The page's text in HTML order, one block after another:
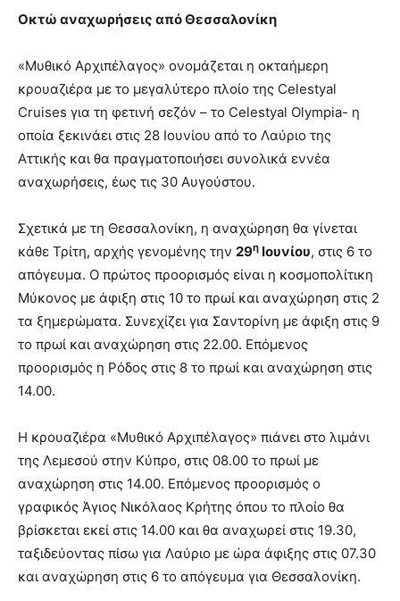
Οκτώ αναχωρήσεις από Θεσσαλονίκη
«Μυθικό Αρχιπέλαγος» ονομάζεται η οκταήμερη
κρουαζιέρα με το μεγαλύτερο πλοίο της Celestyal
Cruises για τη φετινή σεζόν – το Celestyal Olympia- η
οποία ξεκινάει στις 28 Ιουνίου από το Λαύριο της
Αττικής και θα πραγματοποιήσει συνολικά εννέα
αναχωρήσεις, έως τις 30 Αυγούστου.
Σχετικά με τη Θεσσαλονίκη, η αναχώρηση θα γίνεται
κάθε Τρίτη, αρχής γενομένης την 29η Ιουνίου, στις 6 το
απόγευμα. Ο πρώτος προορισμός είναι η κοσμοπολίτικη
Μύκονος με άφιξη στις 10 το πρωί και αναχώρηση στις 2
τα ξημερώματα. Συνεχίζει για Σαντορίνη με άφιξη στις 9
το πρωί και αναχώρηση στις 22.00. Επόμενος
προορισμός η Ρόδος στις 8 το πρωί και αναχώρηση στις
14.00.
Η κρουαζιέρα «Μυθικό Αρχιπέλαγος» πιάνει στο λιμάνι
της Λεμεσού στην Κύπρο, στις 08.00 το πρωί με
αναχώρηση στις 14.00. Επόμενος προορισμός ο
γραφικός Άγιος Νικόλαος Κρήτης όπου το πλοίο θα
βρίσκεται εκεί στις 14.00 και θα αναχωρεί στις 19.30,
ταξιδεύοντας πίσω για Λαύριο με ώρα άφιξης στις 07.30
και αναχώρηση στις 6 το απόγευμα για Θεσσαλονίκη.